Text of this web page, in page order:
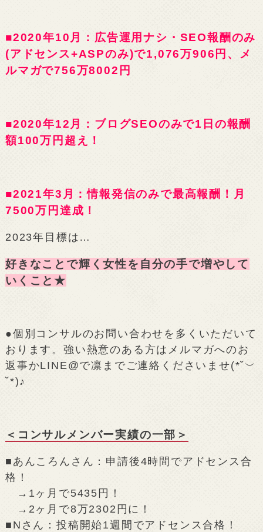
■2020年10月：広告運用ナシ・SEO報酬のみ
(アドセンス+ASPのみ)で1,076万906円、メ
ルマガで756万8002円
■2020年12月：ブログSEOのみで1日の報酬
額100万円超え！
■2021年3月：情報発信のみで最高報酬！月
7500万円達成！
2023年目標は…
好きなことで輝く女性を自分の手で増やして
いくこと★
●個別コンサルのお問い合わせを多くいただいて
おります。強い熱意のある方はメルマガへのお
返事かLINE@で凛までご連絡くださいませ(*˘︶
˘*)♪
＜コンサルメンバー実績の一部＞
■あんころんさん：申請後4時間でアドセンス合
格！
→1ヶ月で5435円！
→2ヶ月で8万2302円に！
■Nさん：投稿開始1週間でアドセンス合格！